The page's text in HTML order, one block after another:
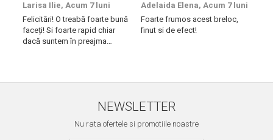
Larisa Ilie, Acum 7 luni
Felicitări! O treabă foarte bună
faceți! Si foarte rapid chiar
dacă suntem în preajma
Adelaida Elena, Acum 7 luni
Foarte frumos acest breloc,
finut si de efect!
NEWSLETTER
Nu rata ofertele si promotiile noastre